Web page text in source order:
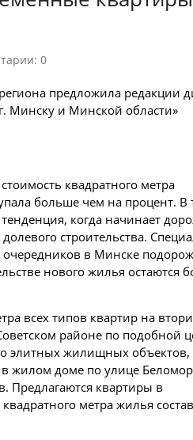
0
предложила редакции
Минску и Минской области»
квадратного метра
больше чем на процент. В
когда начинает
строительства.
очередников в Минске
нового жилья остаются
всех типов квартир на
районе по подобной
элитных жилищных объектов,
жилом доме по улице
Предлагаются квартиры в
метра жилья